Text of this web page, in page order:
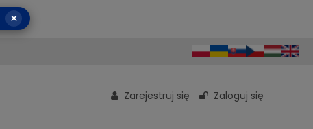
×
Zarejestruj się Zaloguj się